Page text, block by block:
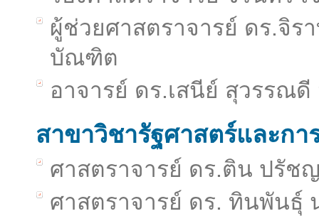
ผู้ช่วยศาสตราจารย์ ดร.จิ
บัณฑิต
อาจารย์ ดร.เสนีย์ สุวรรณ
สาขาวิชารัฐศาสตร์และกา
ศาสตราจารย์ ดร.ติน ปรัช
ศาสตราจารย์ ดร. ทินพันธุ์